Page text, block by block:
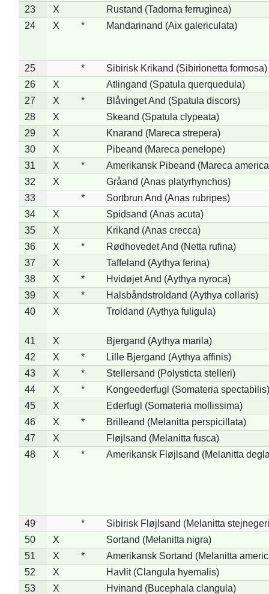
23
X
Rustand (Tadorna ferruginea)
24
X * Mandarinand (Aix galericulata)
25 *
Sibirisk Krikand (Sibirionetta formosa)
26
X
Atlingand (Spatula querquedula)
27
X *
Blåvinget And (Spatula discors)
28
X
Skeand (Spatula clypeata)
29
X
Knarand (Mareca strepera)
30
X
Pibeand (Mareca penelope)
31
X *
Amerikansk Pibeand (Mareca
32
X
Gråand (Anas platyrhynchos)
33
*
Sortbrun And (Anas rubripes)
34
X
Spidsand (Anas acuta)
35
X
Krikand (Anas crecca)
36
X *
Rødhovedet And (Netta rufina)
37
X
Taffeland (Aythya ferina)
38
X *
Hvidøjet And (Aythya nyroca)
39
X *
Halsbåndstroldand (Aythya collaris)
40
X Troldand (Aythya fuligula)
41 X
Bjergand (Aythya marila)
42
X *
Lille Bjergand (Aythya affinis)
43
X *
Stellersand (Polysticta stelleri)
44
X *
Kongeederfugl (Somateria spectabilis)
45
X
Ederfugl (Somateria mollissima)
46
X *
Brilleand (Melanitta perspicillata)
47
X
Fløjlsand (Melanitta fusca)
48
X * Amerikansk Fløjlsand (Melanitta
49 *
Sibirisk Fløjlsand (Melanitta
50
X
Sortand (Melanitta nigra)
51
X *
Amerikansk Sortand (Melanitta
52
X
Havlit (Clangula hyemalis)
53
X
Hvinand (Bucephala clangula)